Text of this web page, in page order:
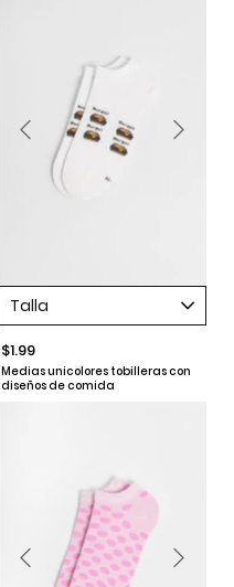
Talla
$1.99
Medias unicolores tobilleras con
diseños de comida